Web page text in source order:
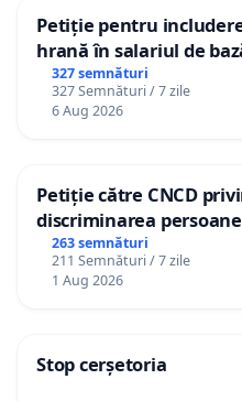
Petiție pentru
hrană în salariul de
gradațiilor de vechime
personali
327 semnături
327 Semnături / 7 zile
6 Aug 2026
Petiție către CNCD
discriminarea
către utilizatorul TikTok
263 semnături
211 Semnături / 7 zile
1 Aug 2026
Stop cerșetoria